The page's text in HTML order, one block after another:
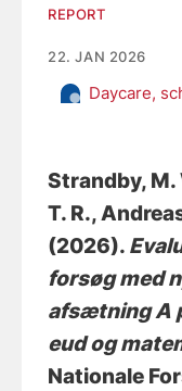
REPORT
22. JAN 2026
Daycare,
Strandby, M.
T. R.,
(2026).
forsøg med
afsætning A
eud og
Nationale